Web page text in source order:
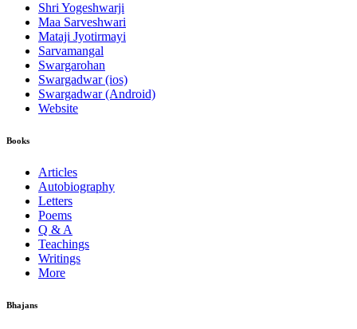
Shri Yogeshwarji
Maa Sarveshwari
Mataji Jyotirmayi
Sarvamangal
Swargarohan
Swargadwar (ios)
Swargadwar (Android)
Website
Books
Articles
Autobiography
Letters
Poems
Q & A
Teachings
Writings
More
Bhajans